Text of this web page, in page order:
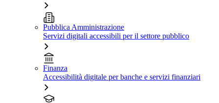
Pubblica Amministrazione
Servizi digitali accessibili per il settore pubblico
Finanza
Accessibilità digitale per banche e servizi finanziari